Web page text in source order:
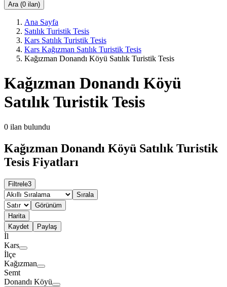
Ara (0 ilan)
Ana Sayfa
Satılık Turistik Tesis
Kars Satılık Turistik Tesis
Kars Kağızman Satılık Turistik Tesis
Kağızman Donandı Köyü Satılık Turistik Tesis
Kağızman Donandı Köyü
Satılık Turistik Tesis
0 ilan bulundu
Kağızman Donandı Köyü Satılık Turistik
Tesis Fiyatları
Filtrele3
Sırala
Görünüm
Harita
Kaydet
Paylaş
İl
Kars
İlçe
Kağızman
Semt
Donandı Köyü